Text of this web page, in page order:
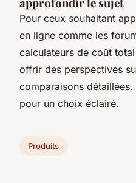
Pour ceux souhaitant
en ligne comme les
calculateurs de coût
offrir des perspectives
comparaisons
pour un choix éclairé.
Produits